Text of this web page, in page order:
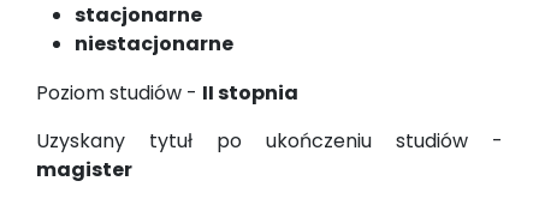
stacjonarne
niestacjonarne
Poziom studiów - II stopnia
Uzyskany tytuł po ukończeniu studiów -
magister